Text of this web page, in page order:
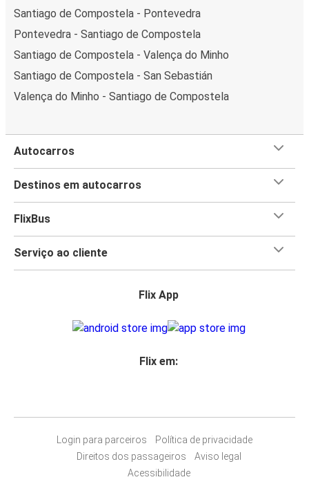
Santiago de Compostela - Pontevedra
Pontevedra - Santiago de Compostela
Santiago de Compostela - Valença do Minho
Santiago de Compostela - San Sebastián
Valença do Minho - Santiago de Compostela
Autocarros
Destinos em autocarros
FlixBus
Serviço ao cliente
Flix App
Flix em:
Login para parceiros
Política de privacidade
Direitos dos passageiros
Aviso legal
Acessibilidade